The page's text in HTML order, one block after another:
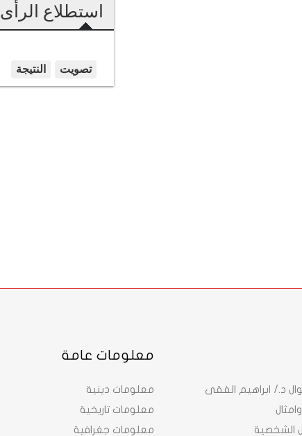
استطلاع الرأى
معلومات عامة
معلومات دينية
معلومات تاريخية
معلومات جغرافية
د./ ابراهيم الفقى
الشخصية